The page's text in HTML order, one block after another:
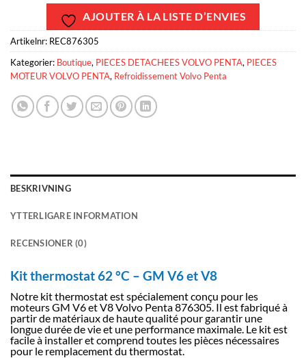
AJOUTER À LA LISTE D’ENVIES
Artikelnr: REC876305
Kategorier: Boutique, PIECES DETACHEES VOLVO PENTA, PIECES
MOTEUR VOLVO PENTA, Refroidissement Volvo Penta
BESKRIVNING
YTTERLIGARE INFORMATION
RECENSIONER (0)
Kit thermostat 62 °C – GM V6 et V8
Notre kit thermostat est spécialement conçu pour les
moteurs GM V6 et V8 Volvo Penta 876305. Il est fabriqué à
partir de matériaux de haute qualité pour garantir une
longue durée de vie et une performance maximale. Le kit est
facile à installer et comprend toutes les pièces nécessaires
pour le remplacement du thermostat.